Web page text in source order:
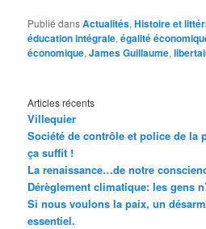
Publié dansActualités,Histoire et
éducation intégrale,égalité
économique,James Guillaume,
Articles récents
Villequier
Société de contrôle et police de la
ça suffit !
La renaissance…de notre
Dérèglement climatique: les gens
Si nous voulons la paix, un
essentiel.